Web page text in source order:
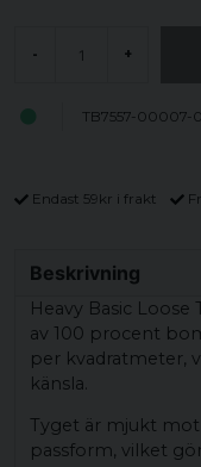
- +
TB7557-00007-
Endast 59kr i frakt
Beskrivning
Heavy Basic
av 100 procent
per kvadratmeter,
känsla.
Tyget är mjukt
passform, vilket